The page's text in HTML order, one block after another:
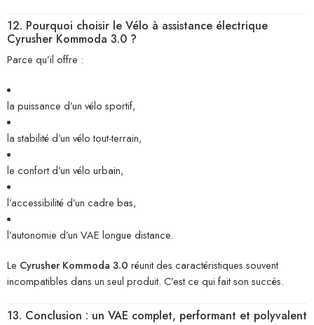
12. Pourquoi choisir le Vélo à assistance électrique
Cyrusher Kommoda 3.0 ?
Parce qu’il offre :
la puissance d’un vélo sportif,
la stabilité d’un vélo tout-terrain,
le confort d’un vélo urbain,
l’accessibilité d’un cadre bas,
l’autonomie d’un VAE longue distance.
Le Cyrusher Kommoda 3.0 réunit des caractéristiques souvent
incompatibles dans un seul produit. C’est ce qui fait son succès.
13. Conclusion : un VAE complet, performant et polyvalent